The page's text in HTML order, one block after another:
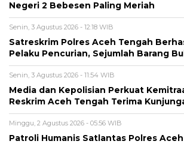
Negeri 2 Bebesen Paling Meriah
Senin, 3 Agustus 2026 - 12:18 WIB
Satreskrim Polres Aceh Tengah
Pelaku Pencurian, Sejumlah Barang
Senin, 3 Agustus 2026 - 11:54 WIB
Media dan Kepolisian Perkuat
Reskrim Aceh Tengah Terima
Minggu, 2 Agustus 2026 - 05:56 WIB
Patroli Humanis Satlantas Polres